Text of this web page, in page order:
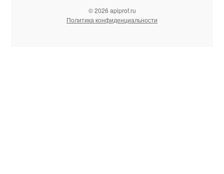
© 2026 apiprof.ru
Политика конфиденциальности